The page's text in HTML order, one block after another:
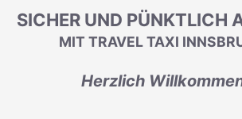
SICHER UND PÜNKTLICH
MIT TRAVEL TAXI
Herzlich